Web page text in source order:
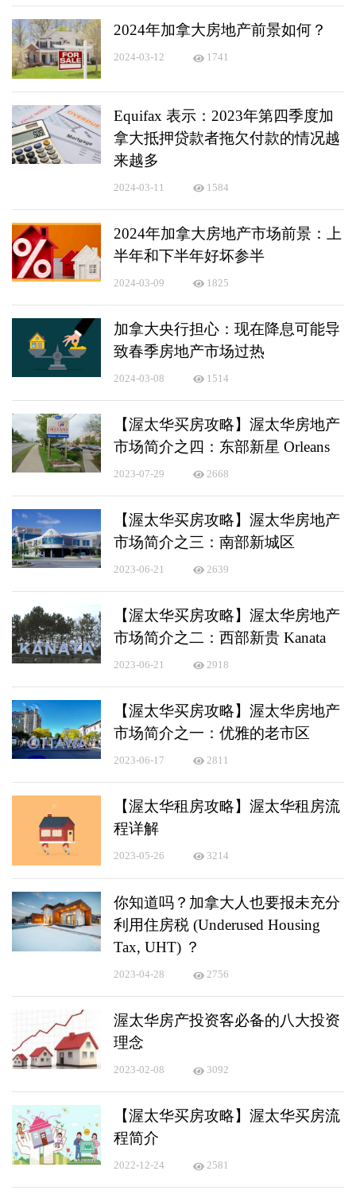
2024年加拿大房地产前景如何？
2024-03-12 1741
Equifax 表示：2023年第四季度加
拿大抵押贷款者拖欠付款的情况越
来越多
2024-03-11 1584
2024年加拿大房地产市场前景：上
半年和下半年好坏参半
2024-03-09 1825
加拿大央行担心：现在降息可能导
致春季房地产市场过热
2024-03-08 1514
【渥太华买房攻略】渥太华房地产
市场简介之四：东部新星 Orleans
2023-07-29 2668
【渥太华买房攻略】渥太华房地产
市场简介之三：南部新城区
2023-06-21 2639
【渥太华买房攻略】渥太华房地产
市场简介之二：西部新贵 Kanata
2023-06-21 2918
【渥太华买房攻略】渥太华房地产
市场简介之一：优雅的老市区
2023-06-17 2811
【渥太华租房攻略】渥太华租房流
程详解
2023-05-26 3214
你知道吗？加拿大人也要报未充分
利用住房税 (Underused Housing
Tax, UHT) ？
2023-04-28 2756
渥太华房产投资客必备的八大投资
理念
2023-02-08 3092
【渥太华买房攻略】渥太华买房流
程简介
2022-12-24 2581